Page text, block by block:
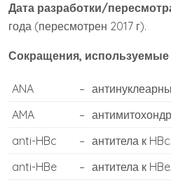
Дата разработки/
года (пересмотрен 2017 г).
Сокращения, используемые
ANA –
AMA
–
anti-HBc
– антитела к
anti-HBe
– антитела к